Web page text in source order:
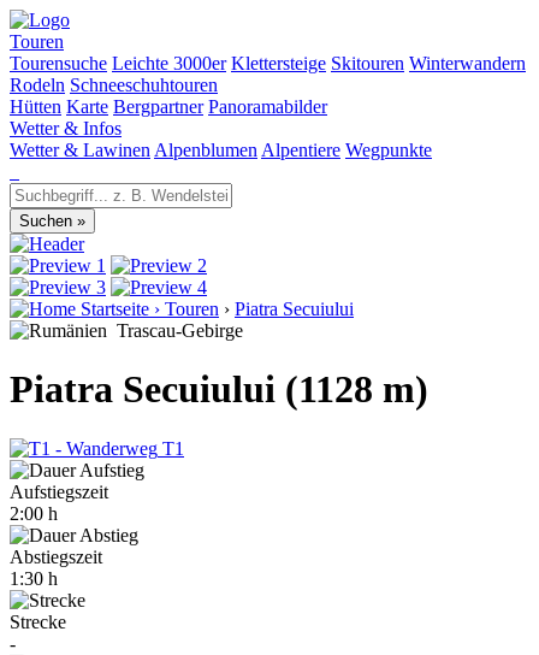
Touren
Tourensuche Leichte 3000er Klettersteige Skitouren Winterwandern
Rodeln Schneeschuhtouren
Hütten Karte Bergpartner Panoramabilder
Wetter & Infos
Wetter & Lawinen Alpenblumen Alpentiere Wegpunkte
Startseite › Touren › Piatra Secuiului
Trascau-Gebirge
Piatra Secuiului (1128 m)
T1
Aufstiegszeit
2:00 h
Abstiegszeit
1:30 h
Strecke
-